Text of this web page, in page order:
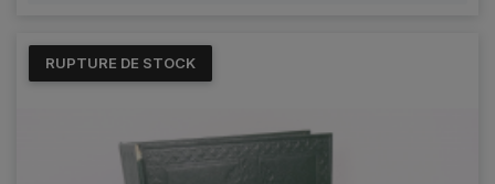
RUPTURE DE STOCK